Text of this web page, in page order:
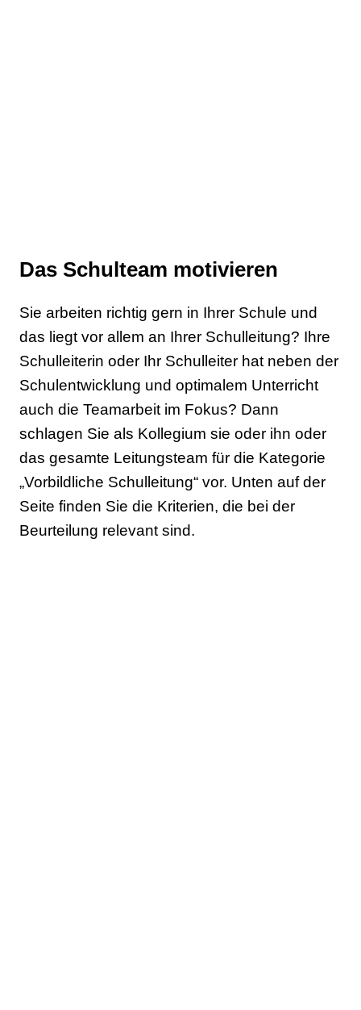
Das Schulteam motivieren
Sie arbeiten richtig gern in Ihrer Schule und
das liegt vor allem an Ihrer Schulleitung? Ihre
Schulleiterin oder Ihr Schulleiter hat neben der
Schulentwicklung und optimalem Unterricht
auch die Teamarbeit im Fokus? Dann
schlagen Sie als Kollegium sie oder ihn oder
das gesamte Leitungsteam für die Kategorie
„Vorbildliche Schulleitung“ vor. Unten auf der
Seite finden Sie die Kriterien, die bei der
Beurteilung relevant sind.